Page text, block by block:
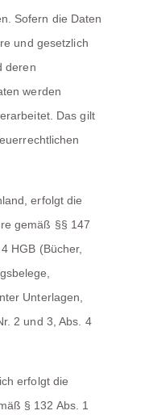
Sofern die Daten
und gesetzlich
deren
werden
Das gilt
erfolgt die
gemäß §§ 147
HGB (Bücher,
Unterlagen,
2 und 3, Abs. 4
erfolgt die
§ 132 Abs. 1